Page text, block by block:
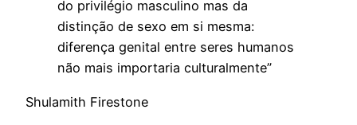
do privilégio masculino mas da
distinção de sexo em si mesma:
diferença genital entre seres humanos
não mais importaria culturalmente”
Shulamith Firestone